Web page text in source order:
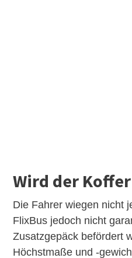
Wird der
Die Fahrer wiegen nicht
FlixBus jedoch nicht
Zusatzgepäck befördert
Höchstmaße und -